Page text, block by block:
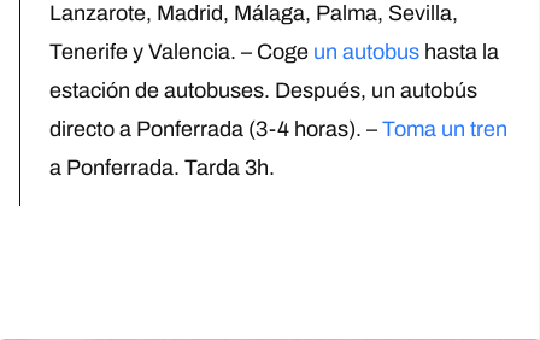
Lanzarote, Madrid, Málaga, Palma, Sevilla,
Tenerife y Valencia. – Coge un autobus hasta la
estación de autobuses. Después, un autobús
directo a Ponferrada (3-4 horas). – Toma un tren
a Ponferrada. Tarda 3h.